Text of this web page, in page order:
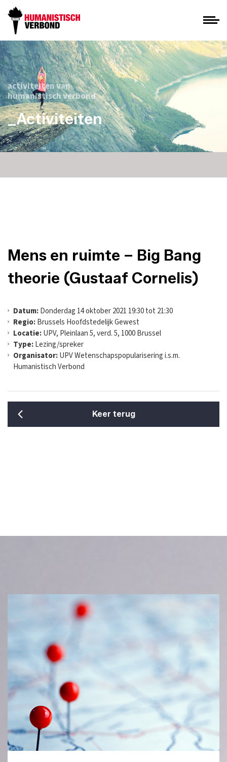
activiteiten van
humanistisch verbond
_Activiteiten
Mens en ruimte – Big Bang
theorie (Gustaaf Cornelis)
Datum:Donderdag 14 oktober 2021 19:30 tot 21:30
Regio:Brussels Hoofdstedelijk Gewest
Locatie:UPV, Pleinlaan 5, verd. 5, 1000 Brussel
Type:Lezing/spreker
Organisator:UPV Wetenschapspopularisering i.s.m.
Humanistisch Verbond
Keer terug